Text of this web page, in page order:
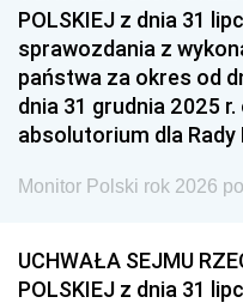
1951
1948
1939
POLSKIEJ z dnia 31
sprawozdania z
państwa za okres od
dnia 31 grudnia 2025
absolutorium dla
Monitor Polski rok 2026
UCHWAŁA SEJMU
POLSKIEJ z dnia 31